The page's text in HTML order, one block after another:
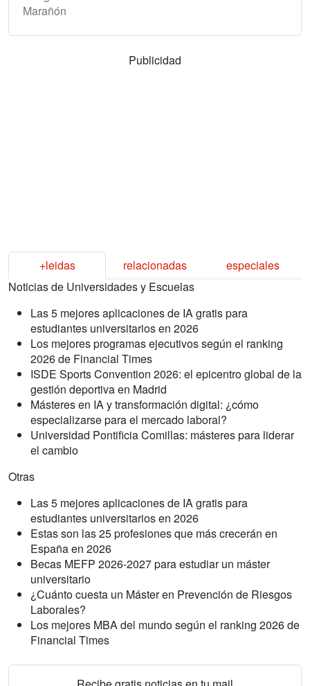
Marañón
Publicidad
+leidas relacionadas
especiales
Noticias de Universidades y Escuelas
Las 5 mejores aplicaciones de IA gratis para
estudiantes universitarios en 2026
Los mejores programas ejecutivos según el ranking
2026 de Financial Times
ISDE Sports Convention 2026: el epicentro global de la
gestión deportiva en Madrid
Másteres en IA y transformación digital: ¿cómo
especializarse para el mercado laboral?
Universidad Pontificia Comillas: másteres para liderar
el cambio
Otras
Las 5 mejores aplicaciones de IA gratis para
estudiantes universitarios en 2026
Estas son las 25 profesiones que más crecerán en
España en 2026
Becas MEFP 2026-2027 para estudiar un máster
universitario
¿Cuánto cuesta un Máster en Prevención de Riesgos
Laborales?
Los mejores MBA del mundo según el ranking 2026 de
Financial Times